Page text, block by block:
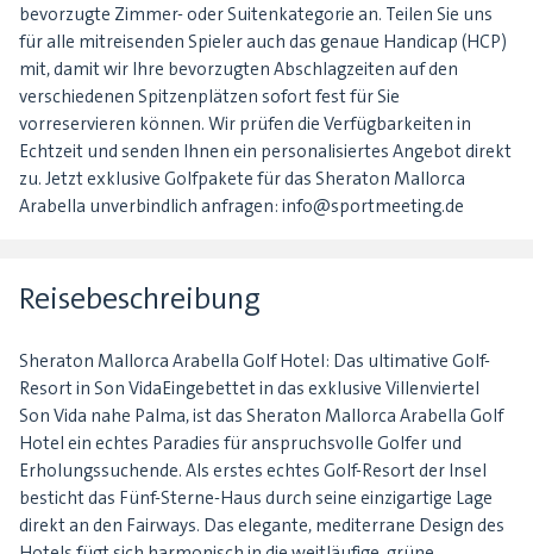
bevorzugte Zimmer- oder Suitenkategorie an. Teilen Sie uns
für alle mitreisenden Spieler auch das genaue Handicap (HCP)
mit, damit wir Ihre bevorzugten Abschlagzeiten auf den
verschiedenen Spitzenplätzen sofort fest für Sie
vorreservieren können. Wir prüfen die Verfügbarkeiten in
Echtzeit und senden Ihnen ein personalisiertes Angebot direkt
zu. Jetzt exklusive Golfpakete für das Sheraton Mallorca
Arabella unverbindlich anfragen: info@sportmeeting.de
Reisebeschreibung
Sheraton Mallorca Arabella Golf Hotel: Das ultimative Golf-
Resort in Son VidaEingebettet in das exklusive Villenviertel
Son Vida nahe Palma, ist das Sheraton Mallorca Arabella Golf
Hotel ein echtes Paradies für anspruchsvolle Golfer und
Erholungssuchende. Als erstes echtes Golf-Resort der Insel
besticht das Fünf-Sterne-Haus durch seine einzigartige Lage
direkt an den Fairways. Das elegante, mediterrane Design des